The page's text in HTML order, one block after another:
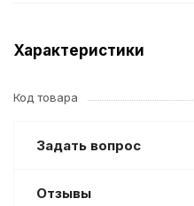
Характеристики
Код товара
Задать вопрос
Отзывы